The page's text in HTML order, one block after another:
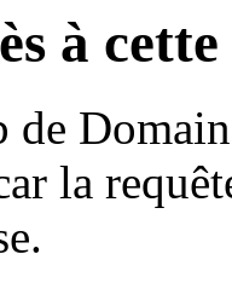
à
de
la